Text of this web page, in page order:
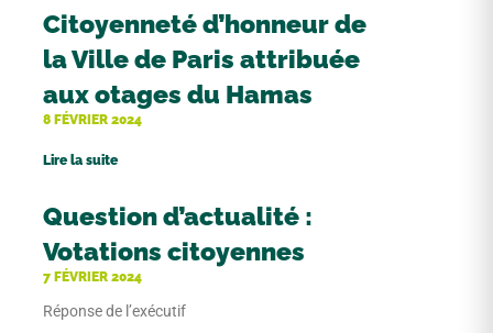
Citoyenneté d’honneur de
la Ville de Paris attribuée
aux otages du Hamas
8 FÉVRIER 2024
Lire la suite
Question d’actualité :
Votations citoyennes
7 FÉVRIER 2024
Réponse de l’exécutif